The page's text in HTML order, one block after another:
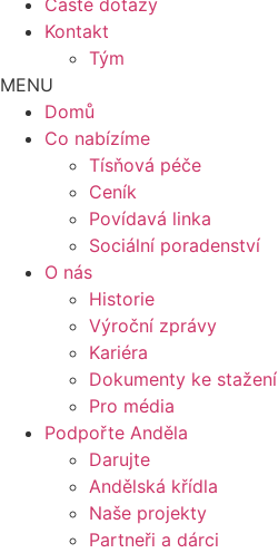
Časté dotazy
Kontakt
Tým
MENU
Domů
Co nabízíme
Tísňová péče
Ceník
Povídavá linka
Sociální poradenství
O nás
Historie
Výroční zprávy
Kariéra
Dokumenty ke stažení
Pro média
Podpořte Anděla
Darujte
Andělská křídla
Naše projekty
Partneři a dárci